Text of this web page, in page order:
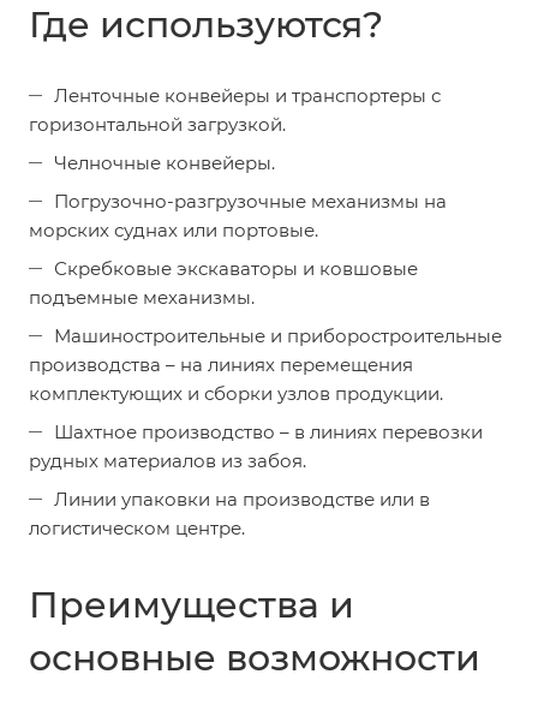
Где используются?
Ленточные конвейеры и транспортеры с
горизонтальной загрузкой.
Челночные конвейеры.
Погрузочно-разгрузочные механизмы на
морских суднах или портовые.
Скребковые экскаваторы и ковшовые
подъемные механизмы.
Машиностроительные и приборостроительные
производства – на линиях перемещения
комплектующих и сборки узлов продукции.
Шахтное производство – в линиях перевозки
рудных материалов из забоя.
Линии упаковки на производстве или в
логистическом центре.
Преимущества и
основные возможности